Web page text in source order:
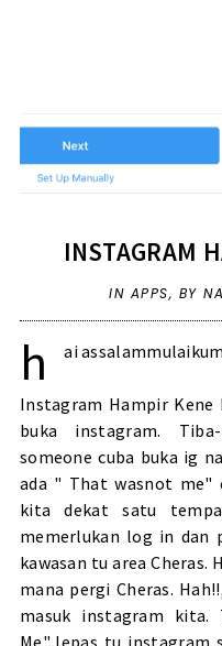
INSTAGRAM
IN APPS, BY
h ai assalammulaikum
Instagram Hampir Kene
buka instagram.
someone cuba buka ig
ada " That wasnot me"
kita dekat satu
memerlukan log in dan
kawasan tu area Cheras.
mana pergi Cheras.
masuk instagram
Me"..lepas tu instagram